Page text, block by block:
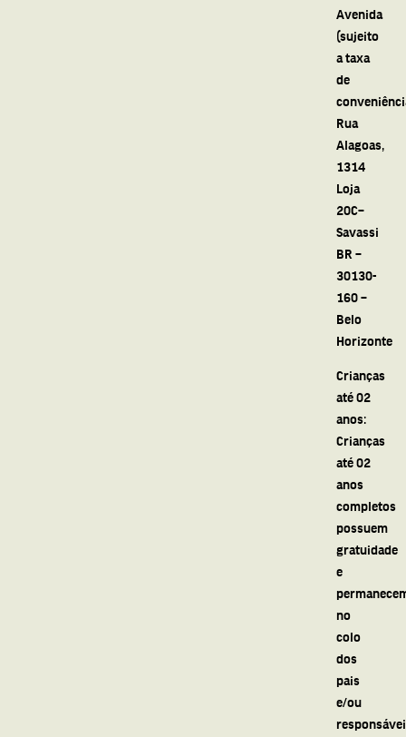
Avenida
(sujeito
a taxa
de
Rua
Alagoas,
1314
Loja
20C–
Savassi
BR –
30130-
160 –
Belo
Horizonte
Crianças
até 02
anos:
Crianças
até 02
anos
completos
possuem
gratuidade
e
no
colo
dos
pais
e/ou